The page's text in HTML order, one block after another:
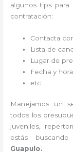
algunos tips
contratación:
Contacta
Lista de
Lugar de
Fecha y hora
etc.
Manejamos un
todos los
juveniles,
estás
Guapulo.